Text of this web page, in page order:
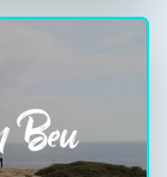
Beu